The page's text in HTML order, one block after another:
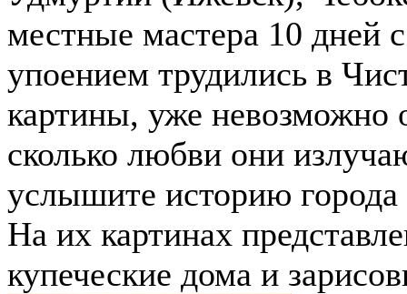
местные мастера 10 дней
упоением трудились в
картины, уже невозможно
сколько любви они
услышите историю города
На их картинах
купеческие дома и